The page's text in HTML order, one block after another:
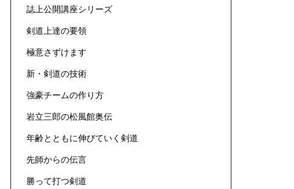
誌上公開講座シリーズ
剣道上達の要領
極意さずけます
新・剣道の技術
強豪チームの作り方
岩立三郎の松風館奥伝
年齢とともに伸びていく剣道
先師からの伝言
勝って打つ剣道